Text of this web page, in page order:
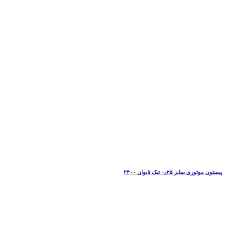
پیستون موتوری سایز ۰٫۲۵ تیک تایوان ۲۴۰۰